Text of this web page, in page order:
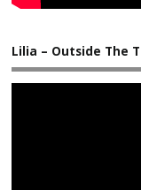
Lilia – Outside The